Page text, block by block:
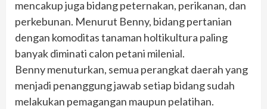
mencakup juga bidang peternakan, perikanan, dan
perkebunan. Menurut Benny, bidang pertanian
dengan komoditas tanaman holtikultura paling
banyak diminati calon petani milenial.
Benny menuturkan, semua perangkat daerah yang
menjadi penanggung jawab setiap bidang sudah
melakukan pemagangan maupun pelatihan.